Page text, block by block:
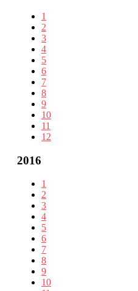
1
2
3
4
5
6
7
8
9
10
11
12
2016
1
2
3
4
5
6
7
8
9
10